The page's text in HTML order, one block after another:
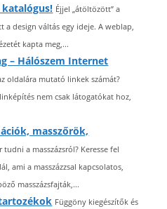
Éjjel „átöltözött” a
a design váltás egy ideje. A weblap,
kapta meg,...
– Hálószem Internet
oldalára mutató linkek számát?
nem csak látogatókat hoz,
masszőrök,
tudni a masszázsról? Keresse fel
ami a masszázzsal kapcsolatos,
masszázsfajták,...
Függöny kiegészítők és